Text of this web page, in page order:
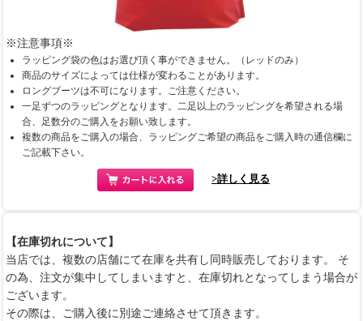
※注意事項※
ラッピング袋の色はお選び頂く事ができません。（レッドのみ）
商品のサイズによっては仕様が変わることがあります。
ロングブーツは不可になります。ご注意ください。
一足ずつのラッピングとなります。二足以上のラッピングを希望される場
合、足数分のご購入をお願い致します。
複数の商品をご購入の場合、ラッピングご希望の商品をご購入時の通信欄に
ご記載下さい。
>詳しく見る
【在庫切れについて】
当店では、複数の店舗にて在庫を共有し同時販売しております。 そ
の為、注文が集中してしまいますと、在庫切れとなってしまう場合が
ございます。
その際は、ご購入後に別途ご連絡させて頂きます。